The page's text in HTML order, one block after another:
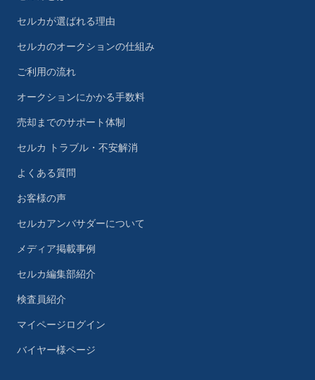
セルカが選ばれる理由
セルカのオークションの仕組み
ご利用の流れ
オークションにかかる手数料
売却までのサポート体制
セルカ トラブル・不安解消
よくある質問
お客様の声
セルカアンバサダーについて
メディア掲載事例
セルカ編集部紹介
検査員紹介
マイページログイン
バイヤー様ページ